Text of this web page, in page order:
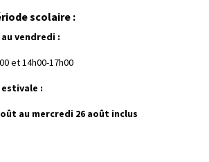
scolaire :
vendredi :
et 14h00-17h00
:
au mercredi 26 août inclus